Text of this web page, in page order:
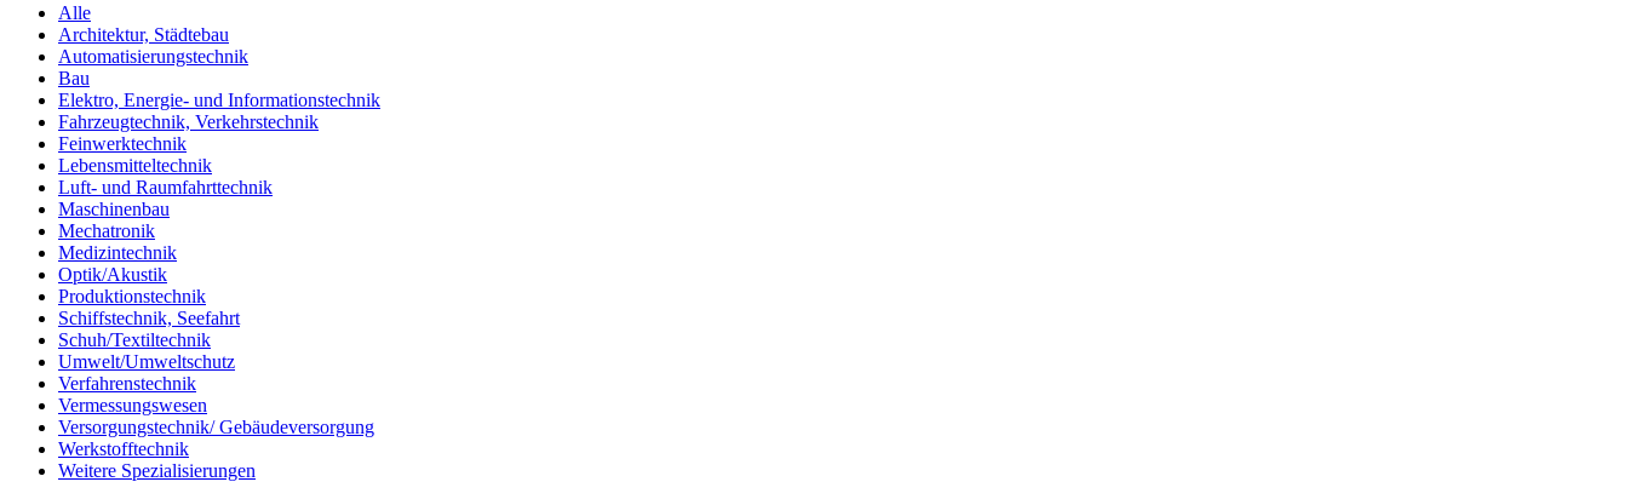
Alle
Architektur, Städtebau
Automatisierungstechnik
Bau
Elektro, Energie- und Informationstechnik
Fahrzeugtechnik, Verkehrstechnik
Feinwerktechnik
Lebensmitteltechnik
Luft- und Raumfahrttechnik
Maschinenbau
Mechatronik
Medizintechnik
Optik/Akustik
Produktionstechnik
Schiffstechnik, Seefahrt
Schuh/Textiltechnik
Umwelt/Umweltschutz
Verfahrenstechnik
Vermessungswesen
Versorgungstechnik/ Gebäudeversorgung
Werkstofftechnik
Weitere Spezialisierungen